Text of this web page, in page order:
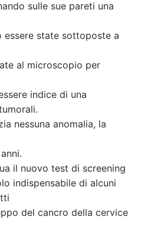
sulle sue pareti una
essere state sottoposte a
al microscopio per
indice di una
nessuna anomalia, la
il nuovo test di screening
indispensabile di alcuni
del cancro della cervice